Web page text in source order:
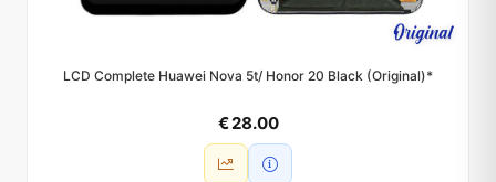
LCD Complete Huawei Nova 5t/ Honor 20 Black (Original)*
€ 28.00